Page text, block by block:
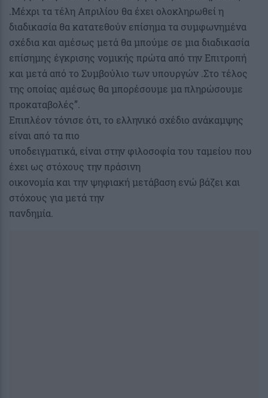
.Μέχρι τα τέλη Απριλίου θα έχει ολοκληρωθεί η
διαδικασία θα κατατεθούν επίσημα τα συμφωνημένα
σχέδια και αμέσως μετά θα μπούμε σε μια διαδικασία
επίσημης έγκρισης νομικής πρώτα από την Επιτροπή
και μετά από το Συμβούλιο των υπουργών .Στο τέλος
της οποίας αμέσως θα μπορέσουμε μα πληρώσουμε
προκαταβολές”.
Επιπλέον τόνισε ότι, το ελληνικό σχέδιο ανάκαμψης
είναι από τα πιο
υποδειγματικά, είναι στην φιλοσοφία του ταμείου που
έχει ως στόχους την πράσινη
οικονομία και την ψηφιακή μετάβαση ενώ βάζει και
στόχους για μετά την
πανδημία.